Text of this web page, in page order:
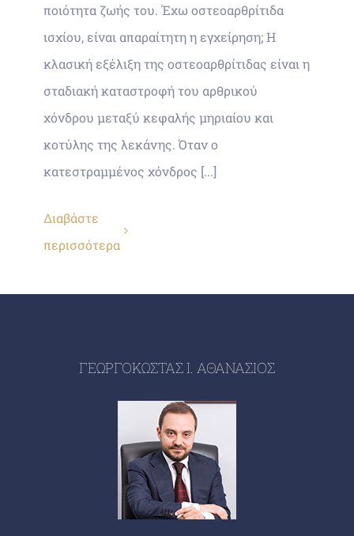
ποιότητα ζωής του. Έχω οστεοαρθρίτιδα
ισχίου, είναι απαραίτητη η εγχείρηση; Η
κλασική εξέλιξη της οστεοαρθρίτιδας είναι η
σταδιακή καταστροφή του αρθρικού
χόνδρου μεταξύ κεφαλής μηριαίου και
κοτύλης της λεκάνης. Όταν ο
κατεστραμμένος χόνδρος [...]
Διαβάστε
περισσότερα
ΓΕΩΡΓΟΚΩΣΤΑΣ Ι. ΑΘΑΝΑΣΙΟΣ